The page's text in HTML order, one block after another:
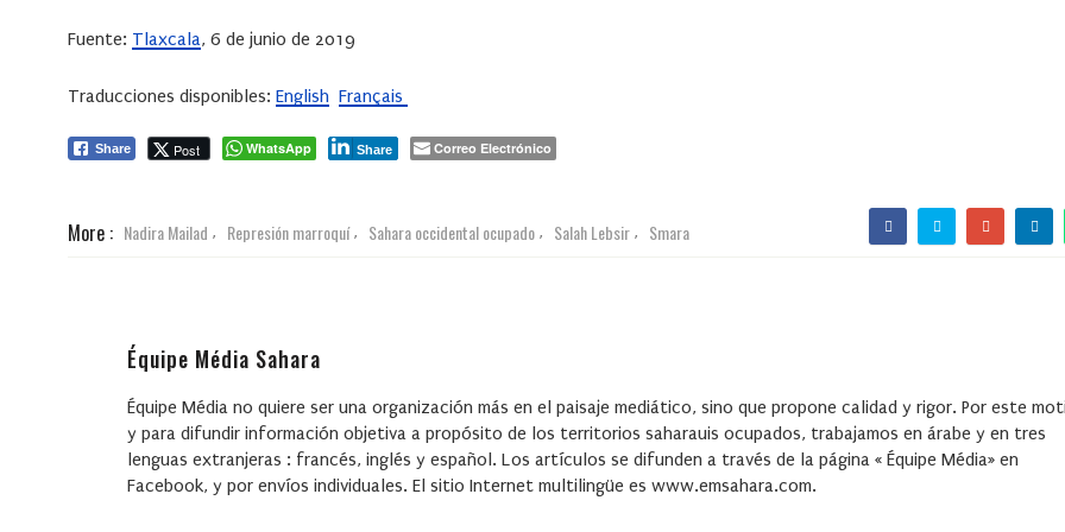
Fuente: Tlaxcala, 6 de junio de 2019
Traducciones disponibles: English Français
Share Post WhatsApp Share Correo Electrónico
More : Nadira Mailad , Represión marroquí , Sahara occidental ocupado , Salah Lebsir , Smara
Équipe Média Sahara
Équipe Média no quiere ser una organización más en el paisaje mediático, sino que propone calidad y rigor. Por este
y para difundir información objetiva a propósito de los territorios saharauis ocupados, trabajamos en árabe y en tres
lenguas extranjeras : francés, inglés y español. Los artículos se difunden a través de la página « Équipe Média» en
Facebook, y por envíos individuales. El sitio Internet multilingüe es www.emsahara.com.